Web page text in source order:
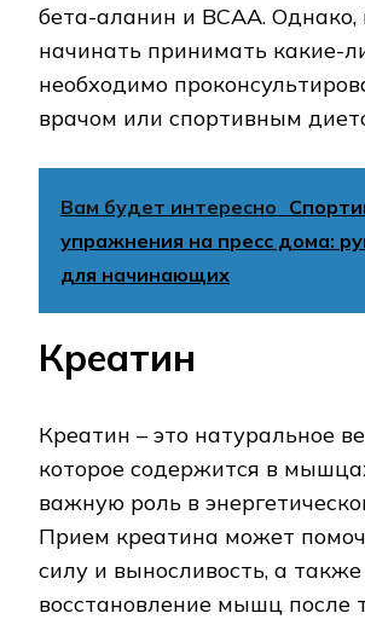
бета-аланин и BCAA.
начинать принимать какие-
необходимо
врачом или спортивным
Вам будет интересно
упражнения на пресс дома:
для начинающих
Креатин
Креатин – это натуральное
которое содержится в
важную роль в
Прием креатина может
силу и выносливость, а также
восстановление мышц после